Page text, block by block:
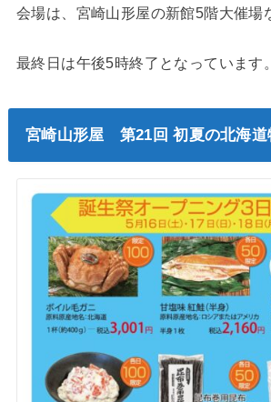
会場は、宮崎山形屋の新館5階大催場
最終日は午後5時終了となっています。
宮崎山形屋 第21回 初夏の北海道